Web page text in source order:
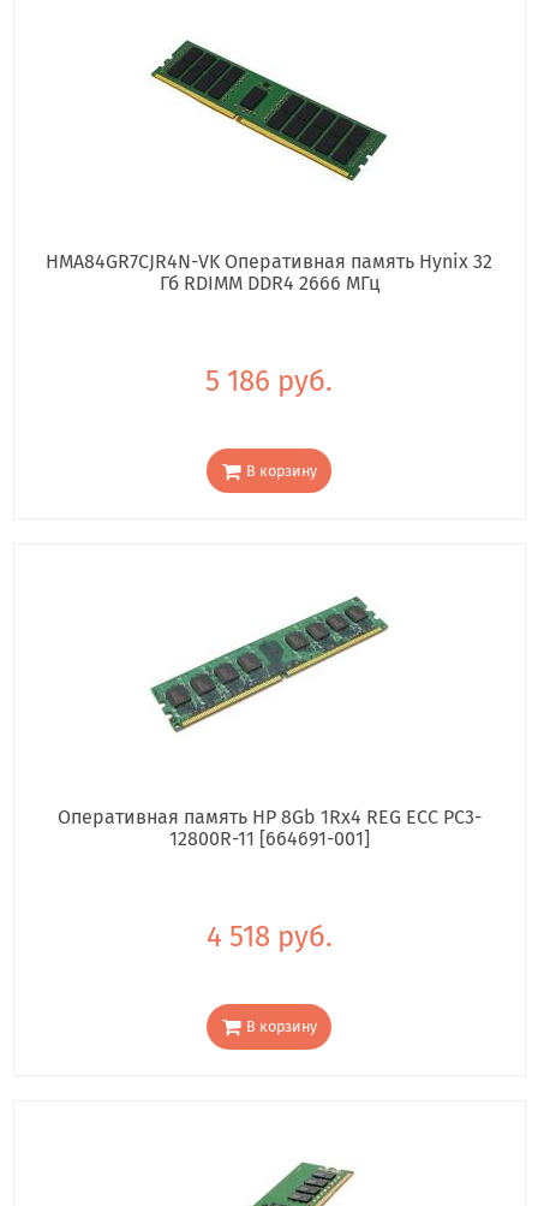
HMA84GR7CJR4N-VK Оперативная память Hynix 32
Гб RDIMM DDR4 2666 МГц
5 186 руб.
В корзину
Оперативная память HP 8Gb 1Rx4 REG ECC PC3-
12800R-11 [664691-001]
4 518 руб.
В корзину